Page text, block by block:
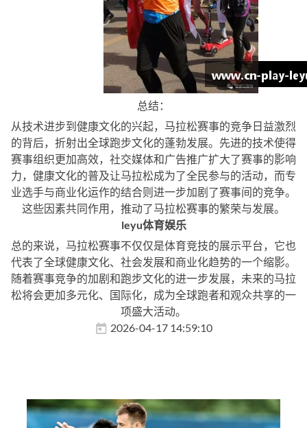
总结：
从技术进步到健康文化的兴起，马拉松赛事的竞争日益激烈
的背后，折射出全球跑步文化的蓬勃发展。先进的技术使得
赛事组织更加高效，社交媒体和广告推广扩大了赛事的影响
力，健康文化的普及让马拉松成为了全民参与的活动，而专
业选手与商业化运作的结合则进一步加剧了赛事间的竞争。
这些因素共同作用，推动了马拉松赛事的繁荣与发展。
leyu体育娱乐
总的来说，马拉松赛事不仅仅是体育竞技的展示平台，它也
代表了全球健康文化、社会发展和商业化趋势的一个缩影。
随着赛事竞争的加剧和跑步文化的进一步发展，未来的马拉
松将会更加多元化、国际化，成为全球跑者和观众共享的一
项盛大活动。
2026-04-17 14:59:10